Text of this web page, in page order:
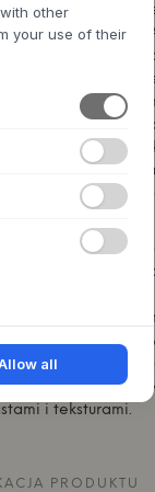
swoim
do klasycznej półki
jesion, elegancki
unikalne
drewna po subtelny
wykończona.
Andersen
nadając
sobie A-Shelf jako
zdjęcia, małego
montowana jest
Ustaw ją
kilka półek z
stworzyło
z dębu z
i teksturami.
PRODUKTU
other
your use of their
all